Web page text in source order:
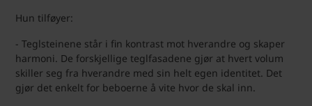
Hun tilføyer:
- Teglsteinene står i fin kontrast mot hverandre og skaper
harmoni. De forskjellige teglfasadene gjør at hvert volum
skiller seg fra hverandre med sin helt egen identitet. Det
gjør det enkelt for beboerne å vite hvor de skal inn.